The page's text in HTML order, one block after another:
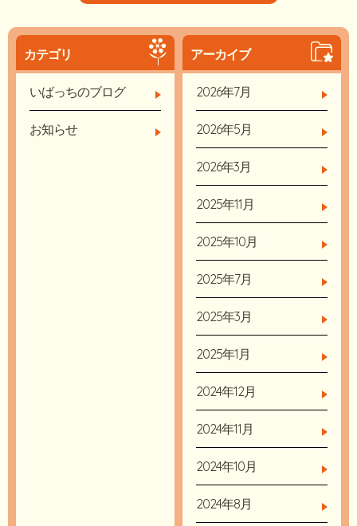
カテゴリ
いばっちのブログ
お知らせ
アーカイブ
2026年7月
2026年5月
2026年3月
2025年11月
2025年10月
2025年7月
2025年3月
2025年1月
2024年12月
2024年11月
2024年10月
2024年8月